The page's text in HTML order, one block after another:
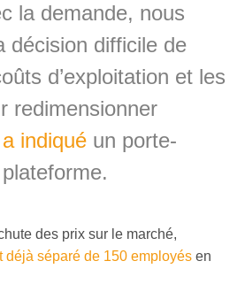
la demande, nous
décision difficile de
d’exploitation et les
redimensionner
a indiqué un porte-
des prix sur le marché,
déjà séparé de 150 employés en